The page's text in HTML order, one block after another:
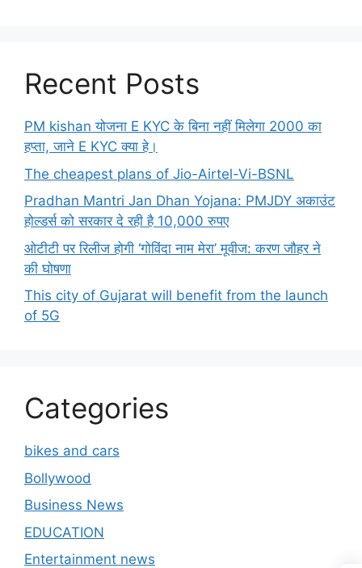
Recent Posts
PM kishan योजना E KYC के बिना नहीं मिलेगा 2000 का
हप्ता, जाने E KYC क्या हे।
The cheapest plans of Jio-Airtel-Vi-BSNL
Pradhan Mantri Jan Dhan Yojana: PMJDY अकाउंट
होल्डर्स को सरकार दे रही है 10,000 रुपए
ओटीटी पर रिलीज होगी ‘गोविंदा नाम मेरा’ मूवीज: करण जौहर ने
की घोषणा
This city of Gujarat will benefit from the launch
of 5G
Categories
bikes and cars
Bollywood
Business News
EDUCATION
Entertainment news